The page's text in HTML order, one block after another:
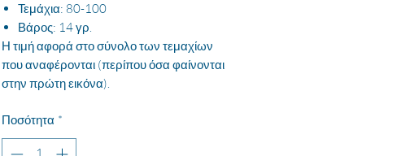
Τεμάχια: 80-100
Βάρος: 14 γρ.
Η τιμή αφορά στο σύνολο των τεμαχίων
που αναφέρονται (περίπου όσα φαίνονται
στην πρώτη εικόνα).
Ποσότητα *